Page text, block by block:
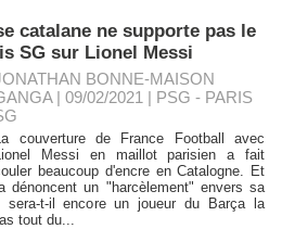
catalane ne supporte pas le
SG sur Lionel Messi
BONNE-MAISON
| 09/02/2021 | PSG - PARIS
couverture de France Football avec
Messi en maillot parisien a fait
beaucoup d'encre en Catalogne. Et
dénoncent un "harcèlement" envers sa
sera-t-il encore un joueur du Barça la
tout du...